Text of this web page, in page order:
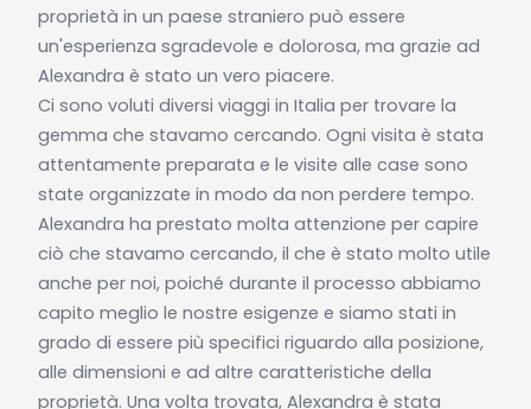
proprietà in un paese straniero può essere
un'esperienza sgradevole e dolorosa, ma grazie ad
Alexandra è stato un vero piacere.
Ci sono voluti diversi viaggi in Italia per trovare la
gemma che stavamo cercando. Ogni visita è stata
attentamente preparata e le visite alle case sono
state organizzate in modo da non perdere tempo.
Alexandra ha prestato molta attenzione per capire
ciò che stavamo cercando, il che è stato molto utile
anche per noi, poiché durante il processo abbiamo
capito meglio le nostre esigenze e siamo stati in
grado di essere più specifici riguardo alla posizione,
alle dimensioni e ad altre caratteristiche della
proprietà. Una volta trovata, Alexandra è stata